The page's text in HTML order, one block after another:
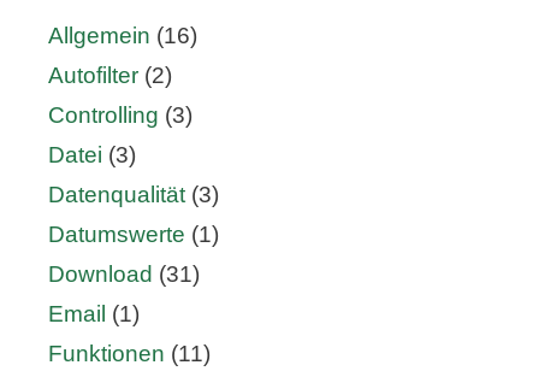
Allgemein (16)
Autofilter (2)
Controlling (3)
Datei (3)
Datenqualität (3)
Datumswerte (1)
Download (31)
Email (1)
Funktionen (11)